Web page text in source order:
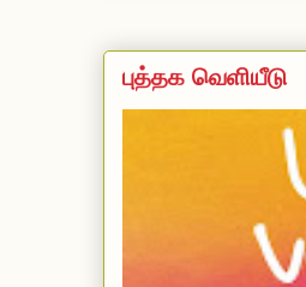
புத்தக வெளியீடு